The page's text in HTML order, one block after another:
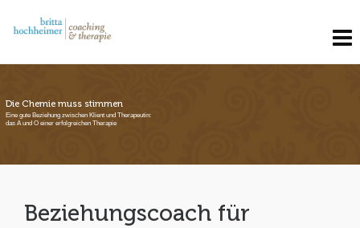
Die Chemie muss stimmen
Eine gute Beziehung zwischen Klient und Therapeutin:
das A und O einer erfolgreichen Therapie
Beziehungscoach für